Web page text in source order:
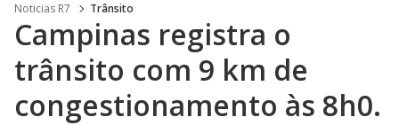
Noticias R7 Trânsito
Campinas registra o
trânsito com 9 km de
congestionamento às 8h0.